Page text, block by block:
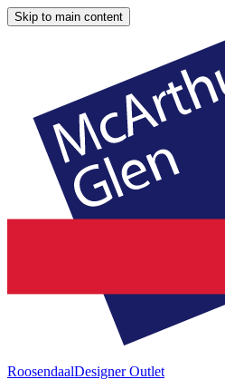
Skip to main content
RoosendaalDesigner Outlet